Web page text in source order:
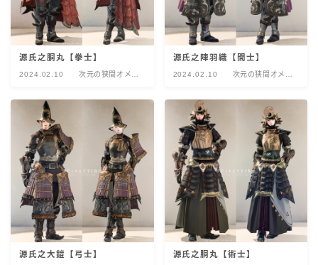
源氏之胴丸【拳士】
2024.02.10
次元の狭間オメ
源氏之陣羽織【間士】
2024.02.10
次元の狭間オメ
源氏之大鎧【弓士】 源氏之胴丸【術士】